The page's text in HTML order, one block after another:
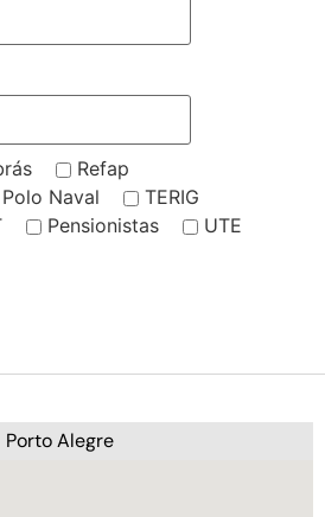
Refap
Polo Naval
TERIG
Pensionistas
UTE
Porto Alegre